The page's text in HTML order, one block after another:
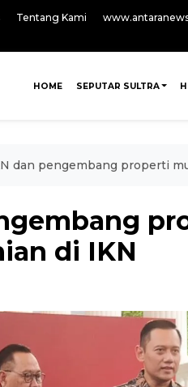
Tentang Kami
HOME SEPUTAR SULTRA
dan pengembang properti
di IKN